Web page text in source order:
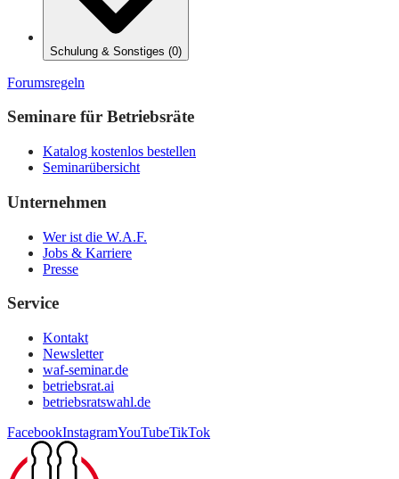
Schulung & Sonstiges (0)
Forumsregeln
Seminare für Betriebsräte
Katalog kostenlos bestellen
Seminarübersicht
Unternehmen
Wer ist die W.A.F.
Jobs & Karriere
Presse
Service
Kontakt
Newsletter
waf-seminar.de
betriebsrat.ai
betriebsratswahl.de
FacebookInstagramYouTubeTikTok